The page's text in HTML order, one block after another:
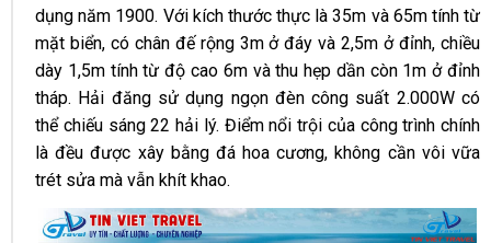
dụng năm 1900. Với kích thước thực là 35m và 65m tính từ
mặt biển, có chân đế rộng 3m ở đáy và 2,5m ở đỉnh, chiều
dày 1,5m tính từ độ cao 6m và thu hẹp dần còn 1m ở đỉnh
tháp. Hải đăng sử dụng ngọn đèn công suất 2.000W có
thể chiếu sáng 22 hải lý. Điểm nổi trội của công trình chính
là đều được xây bằng đá hoa cương, không cần vôi vữa
trét sửa mà vẫn khít khao.